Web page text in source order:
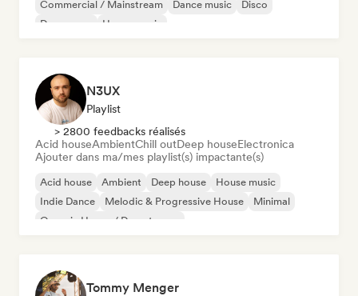
Commercial / Mainstream
Dance music
Disco
Dream pop
House music
N3UX
Playlist
> 2800 feedbacks réalisés
Acid houseAmbientChill outDeep houseElectronica
Ajouter dans ma/mes playlist(s) impactante(s)
Acid house Ambient Deep house
House music
Indie Dance
Melodic & Progressive House
Minimal
Organic House / Downtempo
Tommy Menger